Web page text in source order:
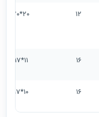
12
20*20
16
11*17
16
10*17